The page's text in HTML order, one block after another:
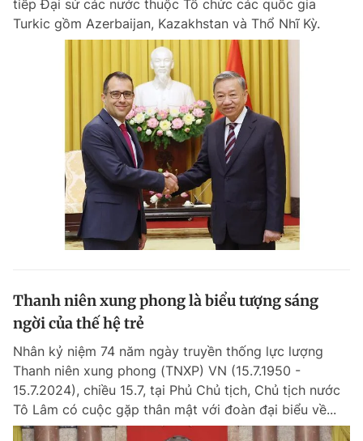
tiếp Đại sứ các nước thuộc Tổ chức các quốc gia
Turkic gồm Azerbaijan, Kazakhstan và Thổ Nhĩ Kỳ.
Thanh niên xung phong là biểu tượng sáng
ngời của thế hệ trẻ
Nhân kỷ niệm 74 năm ngày truyền thống lực lượng
Thanh niên xung phong (TNXP) VN (15.7.1950 -
15.7.2024), chiều 15.7, tại Phủ Chủ tịch, Chủ tịch nước
Tô Lâm có cuộc gặp thân mật với đoàn đại biểu về...